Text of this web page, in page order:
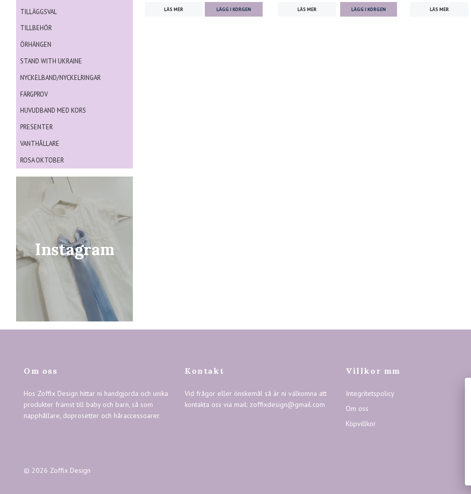
TILLÄGGSVAL
TILLBEHÖR
ÖRHÄNGEN
STAND WITH UKRAINE
NYCKELBAND/NYCKELRINGAR
FÄRGPROV
HUVUDBAND MED KORS
PRESENTER
VANTHÅLLARE
ROSA OKTOBER
Instagram
LÄS MER LÄGG I KORGEN LÄS MER LÄS MER
Om oss
Hos Zoffix Design hittar ni handgjorda och unika
produkter främst till baby och barn, så som
napphållare, doprosetter och håraccessoarer.
Kontakt
Vid frågor eller önskemål så är ni välkomna att
kontakta oss via mail: zoffixdesign@gmail.com
Villkor mm
Integritetspolicy
Om oss
Köpvillkor
© 2026 Zoffix Design